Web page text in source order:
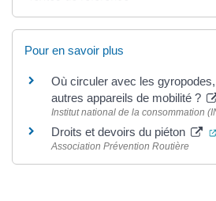
Pour en savoir plus
Où circuler avec les
autres appareils de mobilité ?
Institut national de la consommation
Droits et devoirs du piéton
Association Prévention Routière